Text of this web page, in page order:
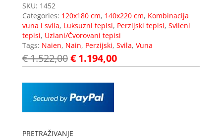
SKU: 1452
Categories: 120x180 cm, 140x220 cm, Kombinacija
vuna i svila, Luksuzni tepisi, Perzijski tepisi, Svileni
tepisi, Uzlani/Čvorovani tepisi
Tags: Naien, Nain, Perzijski, Svila, Vuna
€1.522,00€1.194,00
PRETRAŽIVANJE